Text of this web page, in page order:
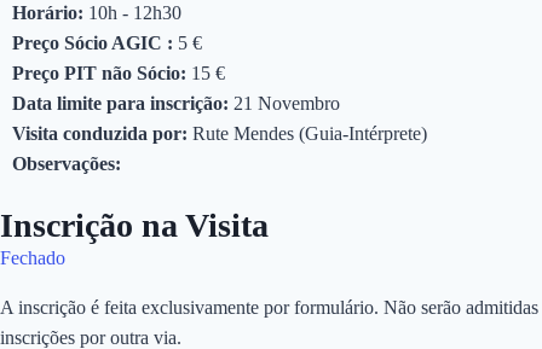
Horário: 10h - 12h30
Preço Sócio AGIC : 5 €
Preço PIT não Sócio: 15 €
Data limite para inscrição: 21 Novembro
Visita conduzida por: Rute Mendes (Guia-Intérprete)
Observações:
Inscrição na Visita
Fechado
A inscrição é feita exclusivamente por formulário. Não serão admitidas
inscrições por outra via.